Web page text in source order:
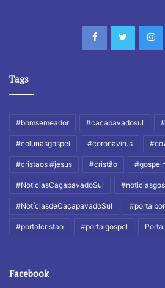
Tags
#bomsemeador #cacapavadosul
#colunasgospel #coronavirus
#cristaos #jesus #cristão
#NoticiasCaçapavadoSul
#NotíciasdeCaçapavadoSul
#portalcristao #portalgospel
Facebook